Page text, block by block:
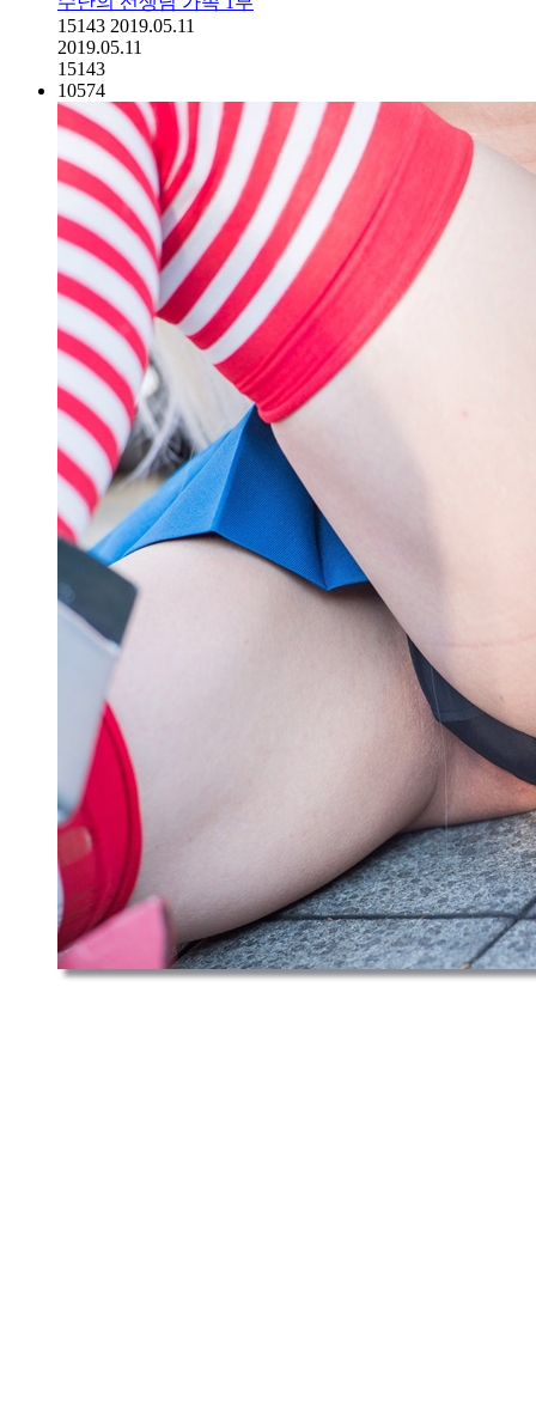
15143 2019.05.11
2019.05.11
15143
10574